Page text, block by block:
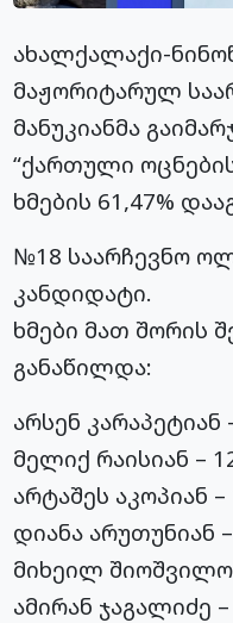
ახალქალაქი-
მაჟორიტარულ
მანუკიანმა
“ქართული
ხმების 61,47%
№18 საარჩევნო
კანდიდატი.
ხმები მათ შორის
განაწილდა:
არსენ კარაპეტიან
მელიქ რაისიან –
არტაშეს აკოპიან –
დიანა არუთუნიან –
მიხეილ შიოშვილო
ამირან ჯაგალიძე –